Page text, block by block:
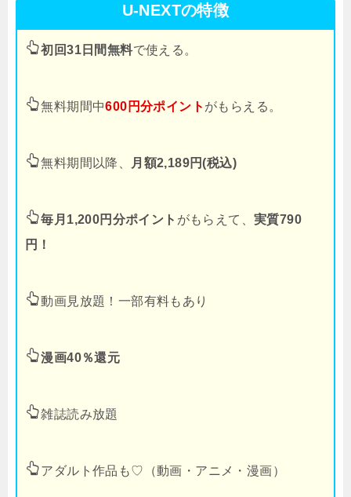
U-NEXTの特徴
初回31日間無料で使える。
無料期間中600円分ポイント がもらえる。
無料期間以降、 月額2,189円(税込)
毎月1,200円分ポイント がもらえて、実質790
円！
動画見放題！一部有料もあり
漫画40％還元
雑誌読み放題
アダルト作品も♡（動画・アニメ・漫画）